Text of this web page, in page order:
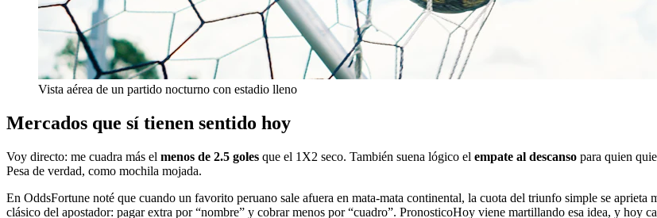
Vista aérea de un partido nocturno con estadio lleno
Mercados que sí tienen sentido hoy
Voy directo: me cuadra más el menos de 2.5 goles que el 1X2 seco. También suena lógico el empate al descanso para quien
Pesa de verdad, como mochila mojada.
En OddsFortune noté que cuando un favorito peruano sale afuera en mata-mata continental, la cuota del triunfo simple se
clásico del apostador: pagar extra por “nombre” y cobrar menos por “cuadro”. PronosticoHoy viene martillando esa idea, y hoy